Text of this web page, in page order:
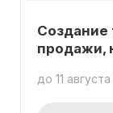
Создание
продажи,
до 11